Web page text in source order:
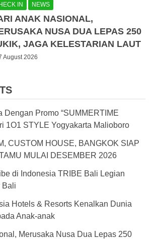
IN NEWS
ANAK NASIONAL,
NUSA DUA LEPAS 250
JAGA KELESTARIAN LAUT
August 2026
Dengan Promo “SUMMERTIME
1O1 STYLE Yogyakarta Malioboro
CUSTOM HOUSE, BANGKOK SIAP
MULAI DESEMBER 2026
di Indonesia TRIBE Bali Legian
Bali
Hotels & Resorts Kenalkan Dunia
Anak-anak
Merusaka Nusa Dua Lepas 250